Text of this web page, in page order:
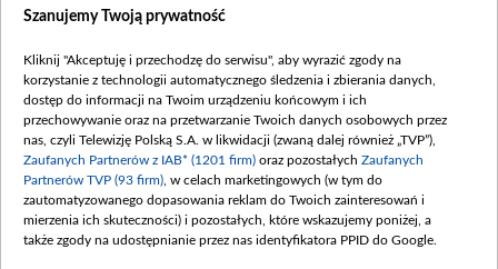
Dostępność
Procedura zgłoszeń wewnętrznych
Szanujemy Twoją prywatność
Kliknij "Akceptuję i przechodzę do serwisu", aby wyrazić zgody na
korzystanie z technologii automatycznego śledzenia i zbierania danych,
dostęp do informacji na Twoim urządzeniu końcowym i ich
przechowywanie oraz na przetwarzanie Twoich danych osobowych przez
nas, czyli Telewizję Polską S.A. w likwidacji (zwaną dalej również „TVP”),
Zaufanych Partnerów z IAB* (1201 firm) oraz pozostałych Zaufanych
Partnerów TVP (93 firm) , w celach marketingowych (w tym do
zautomatyzowanego dopasowania reklam do Twoich zainteresowań i
mierzenia ich skuteczności) i pozostałych, które wskazujemy poniżej, a
także zgody na udostępnianie przez nas identyfikatora PPID do Google.